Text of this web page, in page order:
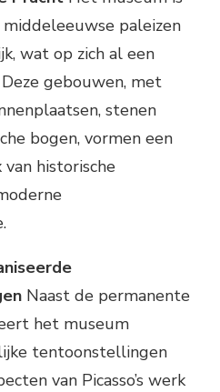
paleizen
wat op zich al een
gebouwen, met
stenen
bogen, vormen een
historische
Naast de permanente
het museum
tentoonstellingen
van Picasso’s werk